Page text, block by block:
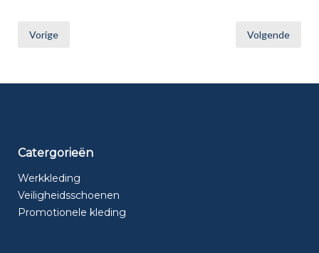
Berichten
Vorige Volgende
Catergorieën
Werkkleding
Veiligheidsschoenen
Promotionele kleding